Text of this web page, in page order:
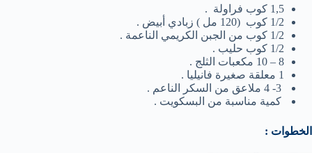
1,5 كوب فراولة .
1/2 كوب (120 مل ) زبادي أبيض .
1/2 كوب من الجبن الكريمي الناعمة .
1/2 كوب حليب .
8 – 10 مكعبات الثلج .
1 معلقة صغيرة فانيليا .
كمية مناسبة من البسكويت .
الخطوات :